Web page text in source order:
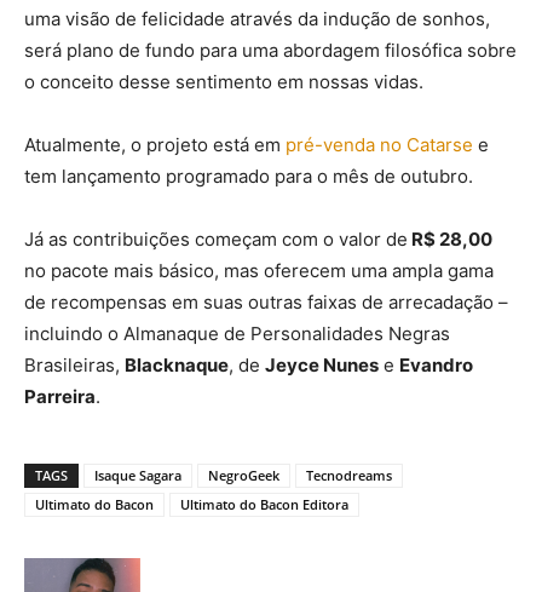
Tecnodreams (2021)
Blacknaque (2021)
uma visão de felicidade através da indução de sonhos,
será plano de fundo para uma abordagem filosófica sobre
o conceito desse sentimento em nossas vidas.
Atualmente, o projeto está em pré-venda no Catarse e
tem lançamento programado para o mês de outubro.
Já as contribuições começam com o valor de R$ 28,00
no pacote mais básico, mas oferecem uma ampla gama
de recompensas em suas outras faixas de arrecadação –
incluindo o Almanaque de Personalidades Negras
Brasileiras, Blacknaque, de Jeyce Nunes e Evandro
Parreira.
TAGS Isaque Sagara NegroGeek
Tecnodreams
Ultimato do Bacon
Ultimato do Bacon Editora